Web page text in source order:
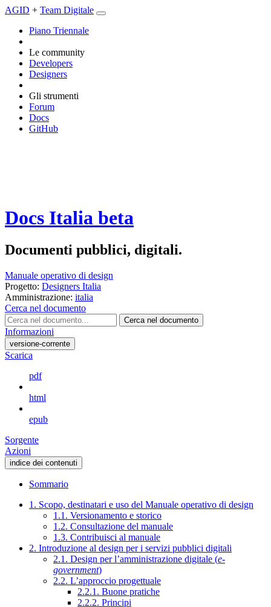
AGID + Team Digitale
Piano Triennale
Le community
Developers
Designers
Gli strumenti
Forum
Docs
GitHub
Docs Italia beta
Documenti pubblici, digitali.
Manuale operativo di design
Progetto: Designers Italia
Amministrazione: italia
Cerca nel documento
Cerca nel documento
Informazioni
versione-corrente
Scarica
pdf
html
epub
Sorgente
Azioni
indice dei contenuti
Sommario
1. Scopo, destinatari e uso del Manuale operativo di design
1.1. Versionamento e storico
1.2. Consultazione del manuale
1.3. Contribuisci al manuale
2. Introduzione al design per i servizi pubblici digitali
2.1. Design per l’amministrazione digitale (e-
government)
2.2. L’approccio progettuale
2.2.1. Buone pratiche
2.2.2. Principi